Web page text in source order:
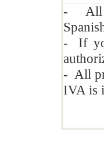
- All
- If
- All
IVA is